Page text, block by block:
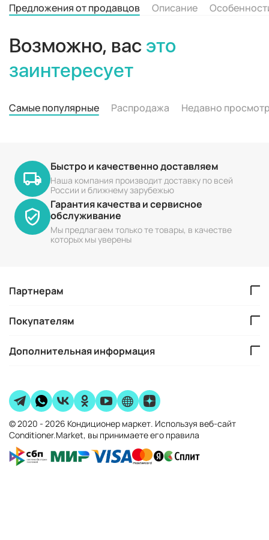
Предложения от продавцов Описание
Возможно, вас это
заинтересует
Самые популярные Распродажа Недавно
Быстро и качественно доставляем
Наша компания производит доставку по всей
России и ближнему зарубежью
Гарантия качества и сервисное
обслуживание
Мы предлагаем только те товары, в качестве
которых мы уверены
Партнерам
Покупателям
Дополнительная информация
© 2020 - 2026 Кондиционер маркет. Используя веб-сайт
Conditioner.Market, вы принимаете его правила